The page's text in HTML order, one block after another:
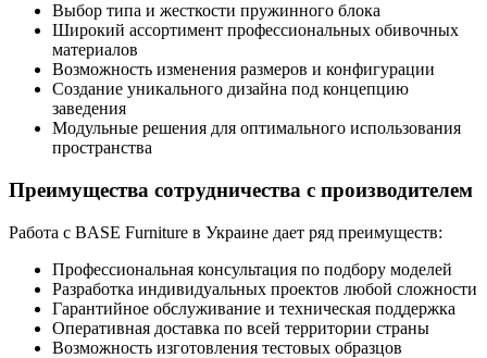
Выбор типа и жесткости пружинного блока
Широкий ассортимент профессиональных обивочных
материалов
Возможность изменения размеров и конфигурации
Создание уникального дизайна под концепцию
заведения
Модульные решения для оптимального использования
пространства
Преимущества сотрудничества с производителем
Работа с BASE Furniture в Украине дает ряд преимуществ:
Профессиональная консультация по подбору моделей
Разработка индивидуальных проектов любой сложности
Гарантийное обслуживание и техническая поддержка
Оперативная доставка по всей территории страны
Возможность изготовления тестовых образцов